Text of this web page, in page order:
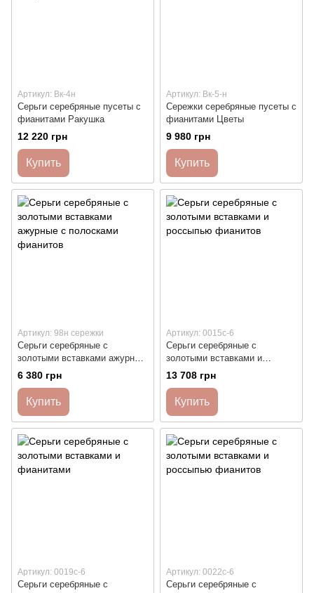
Артикул: Вк-4н
Серьги серебряные пусеты с
фианитами Ракушка
12 220 грн
Купить
Артикул: Вк-5-н
Сережки серебряные пусеты с
фианитами Цветы
9 980 грн
Купить
Артикул: 98н сережки
Серьги серебряные с
золотыми вставками ажурные
с полосками фианитов
6 380 грн
Купить
Артикул: 0015с-6
Серьги серебряные с
золотыми вставками и
россыпью фианитов
13 708 грн
Купить
Артикул: 0019с-6
Серьги серебряные с
Артикул: 0022с-6
Серьги серебряные с